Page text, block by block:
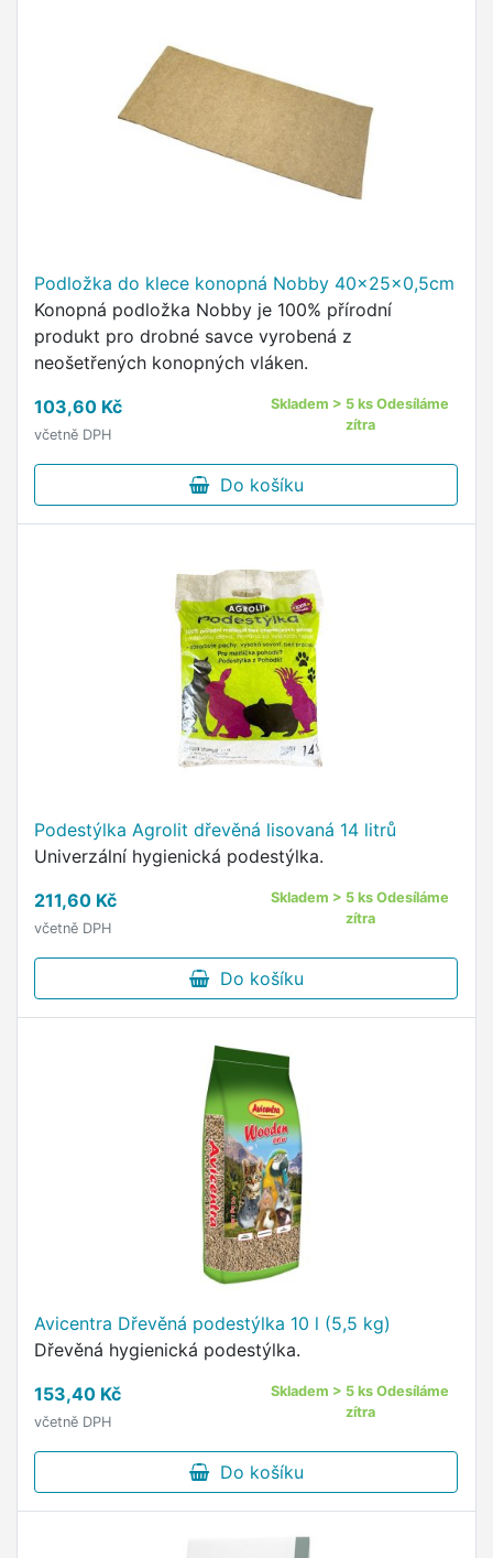
Podložka do klece konopná Nobby 40x25x0,5cm
Konopná podložka Nobby je 100% přírodní
produkt pro drobné savce vyrobená z
neošetřených konopných vláken.
103,60 Kč
včetně DPH
Skladem > 5 ks Odesíláme
zítra
Do košíku
Podestýlka Agrolit dřevěná lisovaná 14 litrů
Univerzální hygienická podestýlka.
211,60 Kč
včetně DPH
Skladem > 5 ks Odesíláme
zítra
Do košíku
Avicentra Dřevěná podestýlka 10 l (5,5 kg)
Dřevěná hygienická podestýlka.
153,40 Kč
včetně DPH
Skladem > 5 ks Odesíláme
zítra
Do košíku